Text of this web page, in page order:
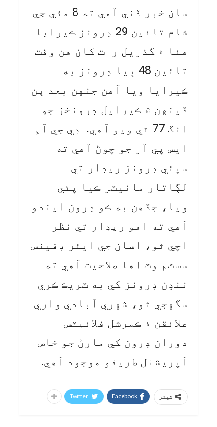
سان خبر ڏني آهي ته 8 مئي جي
شام تائين 29 ڊرونز ڪيرايا
هئا ۽ گذريل رات کان هن وقت
تائين 48 ٻيا ڊرونز به
ڪيرايا ويا آهن جنهن بعد ٻن
ڏينهن ۾ ڪيرايل ڊرونخز جو
انگ 77 ٿي ويو آهي. ڊي جي آءِ
ايس پي آر جو چوڻ آهي ته
سڀئي ڊرونز ريڊار تي
لڳاتار مانيٽر ڪيا پئي
ويا، جڏهن به ڪو ڊرون ايندو
آهي ته اهو ريڊار تي نظر
اچي ٿو، اسان جي ايئر ڊفينس
سسٽم وٽ اها صلاحيت آهي ته
ننڍن ڊرونز کي به ٽريڪ ڪري
سگهجي ٿو، شهري آبادي واري
علائقن ۽ ڪمرشل فلائيٽس
دوران ڊرون کي مارڻ جو خاص
آپريشنل طريقو موجود آهي.
شیئر Facebook
Twitter